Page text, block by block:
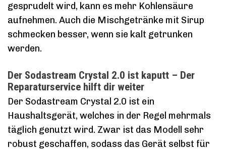
gesprudelt wird, kann es mehr Kohlensäure
aufnehmen. Auch die Mischgetränke mit Sirup
schmecken besser, wenn sie kalt getrunken
werden.
Der Sodastream Crystal 2.0 ist kaputt – Der
Reparaturservice hilft dir weiter
Der Sodastream Crystal 2.0 ist ein
Haushaltsgerät, welches in der Regel mehrmals
täglich genutzt wird. Zwar ist das Modell sehr
robust geschaffen, sodass das Gerät selbst für